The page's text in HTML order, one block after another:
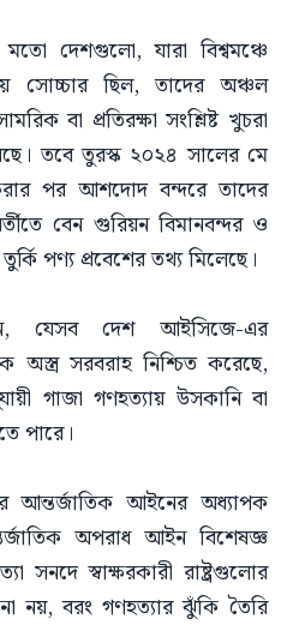
দেশগুলো, যারা বিশ্বমঞ্চে
সোচ্চার ছিল, তাদের অঞ্চল
বা প্রতিরক্ষা সংশ্লিষ্ট খুচরা
তবে তুরস্ক ২০২৪ সালের মে
পর আশদোদ বন্দরে তাদের
বেন গুরিয়ন বিমানবন্দর ও
পণ্য প্রবেশের তথ্য মিলেছে।
যেসব দেশ আইসিজে-এর
অস্ত্র সরবরাহ নিশ্চিত করেছে,
গাজা গণহত্যায় উসকানি বা
পারে।
আন্তর্জাতিক আইনের অধ্যাপক
অপরাধ আইন বিশেষজ্ঞ
সনদে স্বাক্ষরকারী রাষ্ট্রগুলোর
নয়, বরং গণহত্যার ঝুঁকি তৈরি